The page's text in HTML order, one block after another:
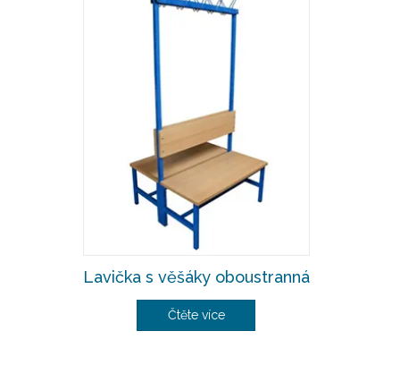
Lavička s věšáky oboustranná
Čtěte více